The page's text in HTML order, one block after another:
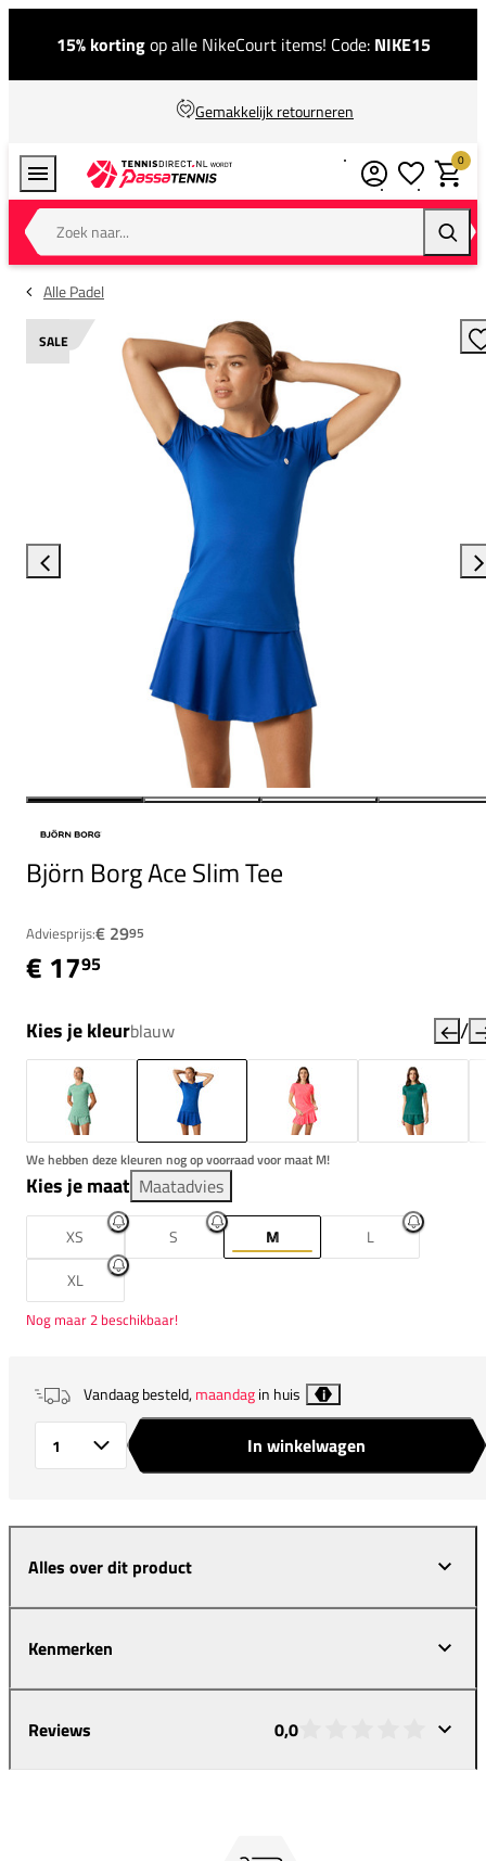
15% kortingop alle NikeCourt items! Code: NIKE15
Gemakkelijk retourneren
Zoek naar...
0
Alle Padel
SALE
Björn Borg Ace Slim Tee
Adviesprijs:€ 2995
€ 1795
Kies je kleurblauw /
We hebben deze kleuren nog op voorraad voor maat M!
Kies je maat Maatadvies
XS S M
L
XL
Nog maar 2 beschikbaar!
Vandaag besteld,maandagin huis i
In winkelwagen
Alles over dit product
Kenmerken
Reviews 0,0